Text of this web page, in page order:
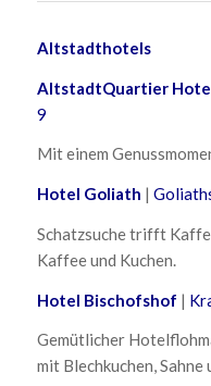
Altstadthotels
AltstadtQuartier
9
Mit einem
Hotel Goliath |
Schatzsuche trifft
Kaffee und Kuchen.
Hotel Bischofshof |
Gemütlicher
mit Blechkuchen,